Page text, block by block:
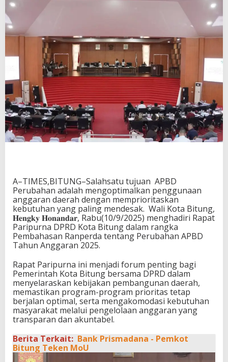
A–TIMES,BITUNG–Salahsatu tujuan APBD
Perubahan adalah mengoptimalkan penggunaan
anggaran daerah dengan memprioritaskan
kebutuhan yang paling mendesak. Wali Kota Bitung,
𝐇𝐞𝐧𝐠𝐤𝐲 𝐇𝐨𝐧𝐚𝐧𝐝𝐚𝐫, Rabu(10/9/2025) menghadiri Rapat
Paripurna DPRD Kota Bitung dalam rangka
Pembahasan Ranperda tentang Perubahan APBD
Tahun Anggaran 2025.
Rapat Paripurna ini menjadi forum penting bagi
Pemerintah Kota Bitung bersama DPRD dalam
menyelaraskan kebijakan pembangunan daerah,
memastikan program-program prioritas tetap
berjalan optimal, serta mengakomodasi kebutuhan
masyarakat melalui pengelolaan anggaran yang
transparan dan akuntabel.
Berita Terkait: Bank Prismadana - Pemkot
Bitung Teken MoU